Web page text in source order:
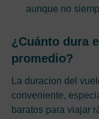
aunque no
¿Cuánto dura
promedio?
La duracion del
conveniente,
baratos para viajar